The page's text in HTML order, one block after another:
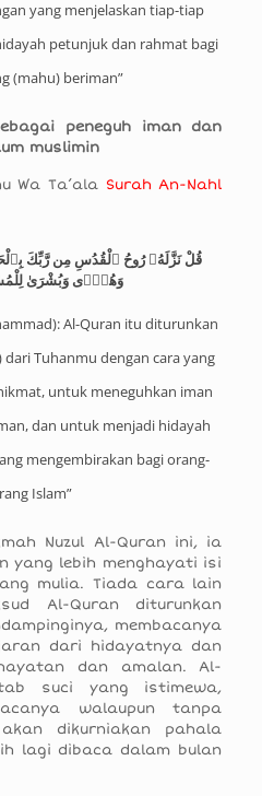
yang menjelaskan tiap-tiap
petunjuk dan rahmat bagi
(mahu) beriman”
peneguh iman dan
muslimin
Wa Ta’ala Surah An-Nahl
قُلْ نَزَّلَهُۥ رُوحُ ٱلْقُدُسِ مِن رَّبِّكَ
وَهُدًۭى وَبُشْرَىٰ
Al-Quran itu diturunkan
dari Tuhanmu dengan cara yang
untuk meneguhkan iman
dan untuk menjadi hidayah
mengembirakan bagi orang-
Islam”
Nuzul Al-Quran ini, ia
yang lebih menghayati isi
mulia. Tiada cara lain
Al-Quran diturunkan
membacanya
dari hidayatnya dan
dan amalan. Al-
suci yang istimewa,
walaupun tanpa
dikurniakan pahala
lagi dibaca dalam bulan